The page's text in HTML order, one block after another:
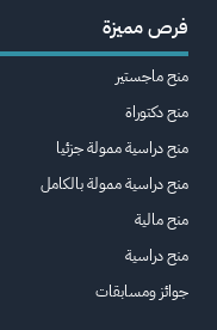
فرص مميزة
منح ماجستير
منح دكتوراة
منح دراسية ممولة جزئيا
منح دراسية ممولة بالكامل
منح مالية
منح دراسية
جوائز ومسابقات